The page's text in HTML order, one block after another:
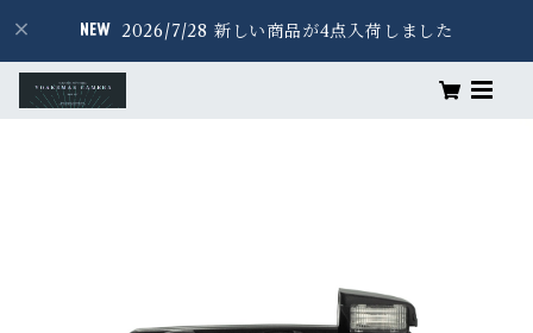
2026/7/28 新しい商品が4点入荷しました